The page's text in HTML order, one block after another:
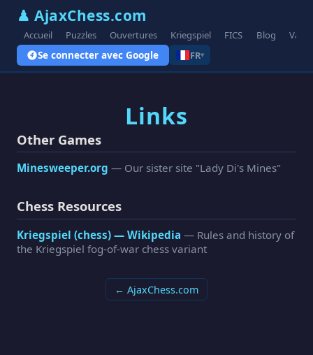
♟ AjaxChess.com
Accueil Puzzles Ouvertures Kriegspiel FICS Blog
Se connecter avec Google FR▾
Links
Other Games
Minesweeper.org — Our sister site "Lady Di's Mines"
Chess Resources
Kriegspiel (chess) — Wikipedia — Rules and history of
the Kriegspiel fog-of-war chess variant
← AjaxChess.com